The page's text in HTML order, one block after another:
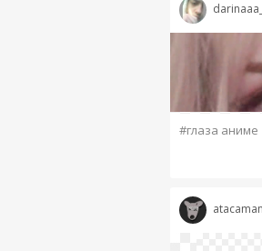
#глаза аниме
atacaman